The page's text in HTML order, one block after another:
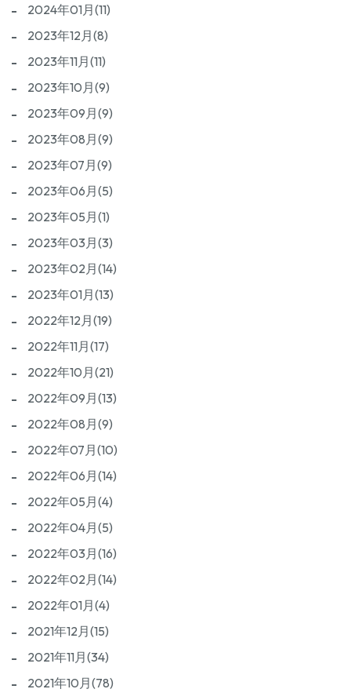
2024年01月(11)
2023年12月(8)
2023年11月(11)
2023年10月(9)
2023年09月(9)
2023年08月(9)
2023年07月(9)
2023年06月(5)
2023年05月(1)
2023年03月(3)
2023年02月(14)
2023年01月(13)
2022年12月(19)
2022年11月(17)
2022年10月(21)
2022年09月(13)
2022年08月(9)
2022年07月(10)
2022年06月(14)
2022年05月(4)
2022年04月(5)
2022年03月(16)
2022年02月(14)
2022年01月(4)
2021年12月(15)
2021年11月(34)
2021年10月(78)